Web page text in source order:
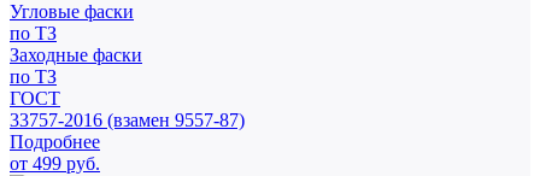
Угловые фаски
по ТЗ
Заходные фаски
по ТЗ
ГОСТ
33757-2016 (взамен 9557-87)
Подробнее
от 499 руб.